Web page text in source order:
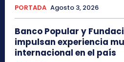
PORTADA Agosto 3, 2026
Banco Popular y
impulsan experiencia
internacional en el país